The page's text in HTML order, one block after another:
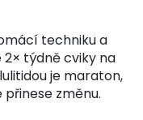
techniku a
2× týdně cviky na
je maraton,
změnu.